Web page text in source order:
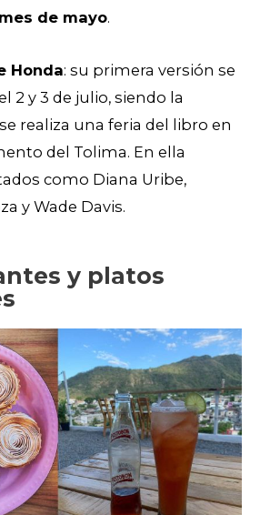
de mayo.
Honda: su primera versión se
2 y 3 de julio, siendo la
realiza una feria del libro en
del Tolima. En ella
como Diana Uribe,
y Wade Davis.
y platos